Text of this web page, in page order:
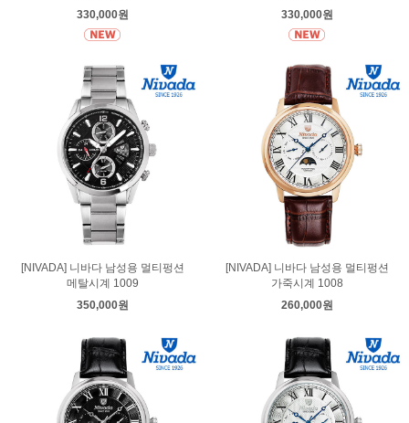
330,000원
330,000원
[NIVADA] 니바다 남성용 멀티펑션
메탈시계 1009
350,000원
[NIVADA] 니바다 남성용 멀티펑션
가죽시계 1008
260,000원